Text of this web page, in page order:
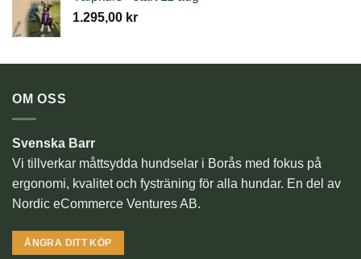
1.295,00 kr
OM OSS
Svenska Barr
Vi tillverkar måttsydda hundselar i Borås med fokus på
ergonomi, kvalitet och fysträning för alla hundar. En del av
Nordic eCommerce Ventures AB.
ÅNGRA DITT KÖP